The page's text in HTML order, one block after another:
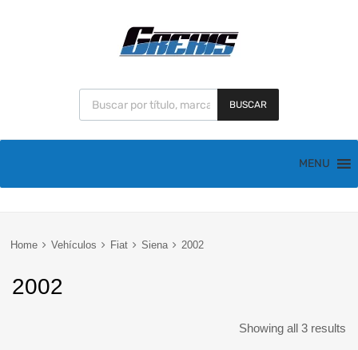
BUSCAR
MENU
Home Vehículos Fiat Siena 2002
2002
Showing all 3 results